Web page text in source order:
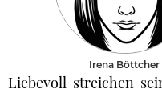
Irena Böttcher
Liebevoll streichen